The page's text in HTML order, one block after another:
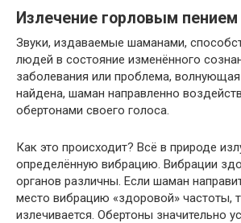
Излечение горловым пением
Звуки, издаваемые шаманами,
людей в состояние изменённого
заболевания или проблема, волнующая
найдена, шаман направленно
обертонами своего голоса.
Как это происходит? Всё в природе
определённую вибрацию. Вибрации
органов различны. Если шаман
место вибрацию «здоровой» частоты,
излечивается. Обертоны значительно